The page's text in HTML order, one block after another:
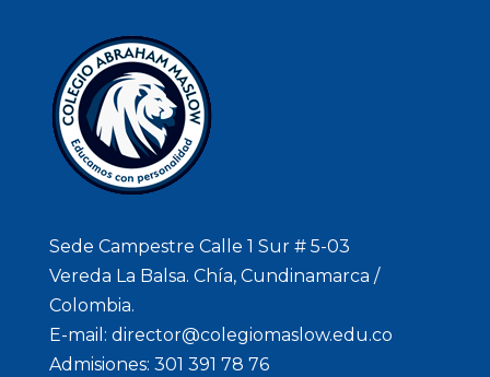
Sede Campestre Calle 1 Sur # 5-03
Vereda La Balsa. Chía, Cundinamarca /
Colombia.
E-mail: director@colegiomaslow.edu.co
Admisiones: 301 391 78 76